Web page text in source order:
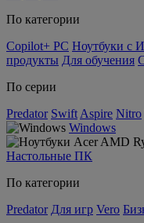
По категории
Copilot+ PC Ноутбуки с
продукты Для обучения
По серии
Predator Swift Aspire Nitro
Windows
Настольные ПК
По категории
Predator Для игр Vero